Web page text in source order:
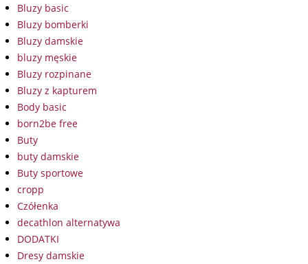
Bluzy basic
Bluzy bomberki
Bluzy damskie
bluzy męskie
Bluzy rozpinane
Bluzy z kapturem
Body basic
born2be free
Buty
buty damskie
Buty sportowe
cropp
Czółenka
decathlon alternatywa
DODATKI
Dresy damskie